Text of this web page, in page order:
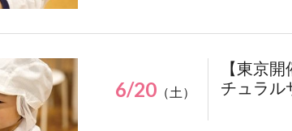
6/20（土）
【東京
チュラル